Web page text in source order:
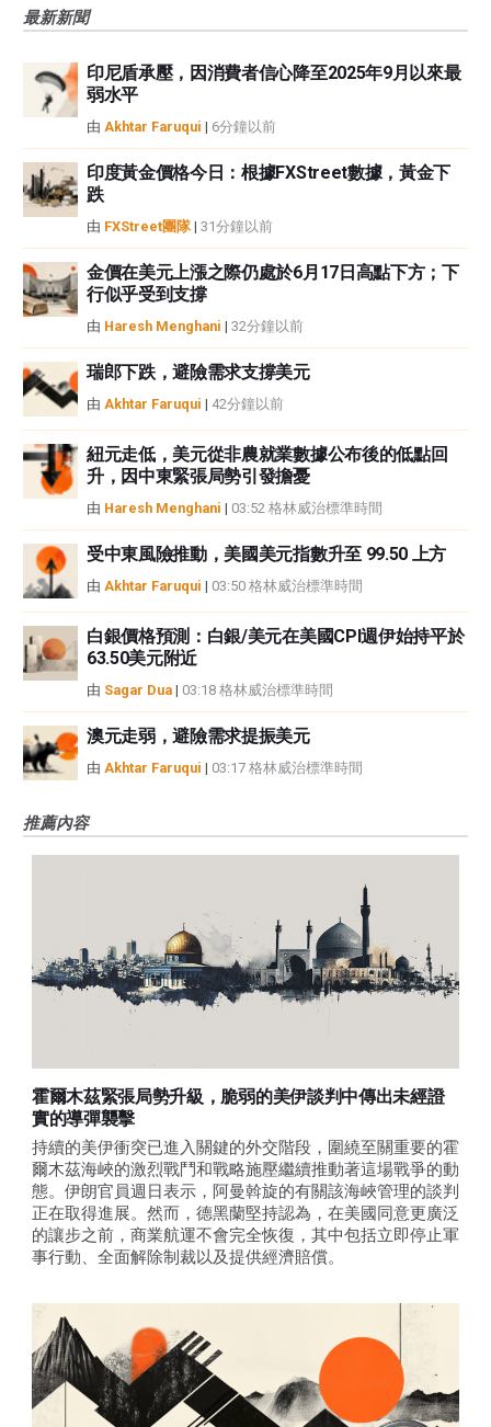
觀點，並不代表FXStreet或其廣告商的官方政策或立場。作者不對本頁連結的
如果文章正文中沒有明確提到，在撰寫本文時，作者在本文中提到的任何股票
中都沒有頭寸，也沒有與文中提到的任何公司有業務關係。除了FXStreet，作
者沒有收到撰寫這篇文章的報酬。
性不作任何陳述。FXStreet和作者將不承擔任何錯誤，遺漏或任何損失，傷害
或損害由此資訊及其顯示或使用引起的。錯誤和遺漏除外。本文作者和
FXStreet並非註冊投資顧問，本文內容無意提供任何投資建議。
最新新聞
印尼盾承壓，因消費者信心降至2025年9月以來最
弱水平
由 Akhtar Faruqui | 6分鐘以前
印度黃金價格今日：根據FXStreet數據，黃金下
跌
由 FXStreet團隊| 31分鐘以前
金價在美元上漲之際仍處於6月17日高點下方；下
行似乎受到支撐
由 Haresh Menghani | 32分鐘以前
瑞郎下跌，避險需求支撐美元
由 Akhtar Faruqui | 42分鐘以前
紐元走低，美元從非農就業數據公布後的低點回
升，因中東緊張局勢引發擔憂
由 Haresh Menghani | 03:52 格林威治標準時間
受中東風險推動，美國美元指數升至 99.50 上方
由 Akhtar Faruqui | 03:50 格林威治標準時間
白銀價格預測：白銀/美元在美國CPI週伊始持平於
63.50美元附近
由 Sagar Dua | 03:18 格林威治標準時間
澳元走弱，避險需求提振美元
由 Akhtar Faruqui | 03:17 格林威治標準時間
推薦內容
霍爾木茲緊張局勢升級，脆弱的美伊談判中傳出未經證
實的導彈襲擊
持續的美伊衝突已進入關鍵的外交階段，圍繞至關重要的霍
爾木茲海峽的激烈戰鬥和戰略施壓繼續推動著這場戰爭的動
態。伊朗官員週日表示，阿曼斡旋的有關該海峽管理的談判
正在取得進展。然而，德黑蘭堅持認為，在美國同意更廣泛
的讓步之前，商業航運不會完全恢復，其中包括立即停止軍
事行動、全面解除制裁以及提供經濟賠償。